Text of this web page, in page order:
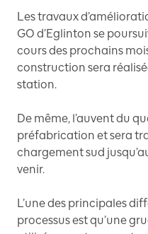
Les travaux
GO d’Eglinton se
cours des prochains
construction sera
station.
De même, l’auvent du
préfabrication et sera
chargement sud
venir.
L’une des principales
processus est qu’une